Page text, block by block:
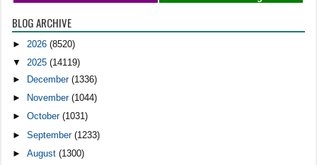
BLOG ARCHIVE
► 2026(8520)
▼ 2025(14119)
►
December(1336)
►
November(1044)
►October(1031)
►September(1233)
►August(1300)